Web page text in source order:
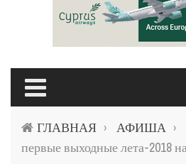
ГЛАВНАЯ › АФИША ›
первые выходные лета-2018